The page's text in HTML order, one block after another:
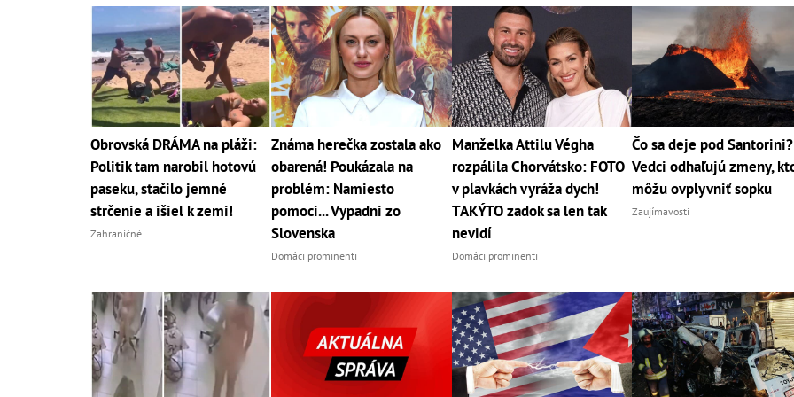
Obrovská DRÁMA na pláži:
Politik tam narobil hotovú
paseku, stačilo jemné
strčenie a išiel k zemi!
Zahraničné
Známa herečka zostala ako
obarená! Poukázala na
problém: Namiesto
pomoci... Vypadni zo
Slovenska
Domáci prominenti
Manželka Attilu Végha
rozpálila Chorvátsko: FOTO
v plavkách vyráža dych!
TAKÝTO zadok sa len tak
nevidí
Domáci prominenti
Čo sa deje pod Santorini?
Vedci odhaľujú zmeny,
môžu ovplyvniť sopku
Zaujímavosti